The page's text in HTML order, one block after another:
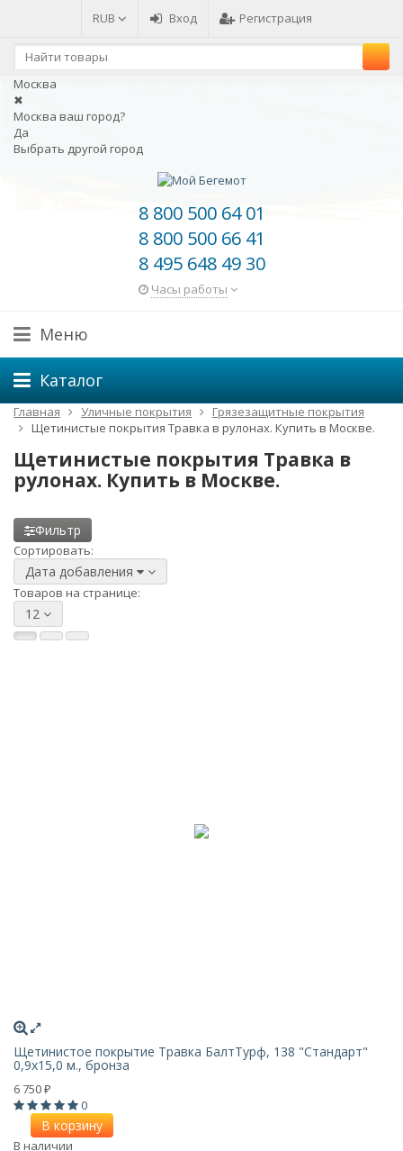
RUB Вход Регистрация
Москва
✖
Москва ваш город?
Да
Выбрать другой город
8 800 500 64 01
8 800 500 66 41
8 495 648 49 30
Часы работы
Меню
Каталог
Главная Уличные покрытия
Грязезащитные покрытия
Щетинистые покрытия Травка в рулонах. Купить в Москве.
Щетинистые покрытия Травка в
рулонах. Купить в Москве.
Фильтр
Сортировать:
Дата добавления
Товаров на странице:
12
Щетинистое покрытие Травка БалтТурф, 138 "Стандарт"
0,9x15,0 м., бронза
6 750 ₽
0
В корзину
В наличии